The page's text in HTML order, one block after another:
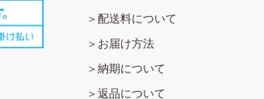
配送料について
お届け方法
納期について
返品について